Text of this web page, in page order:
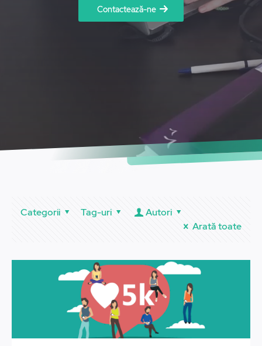
Contactează-ne
Categorii Tag-uri
Autori
Arată toate